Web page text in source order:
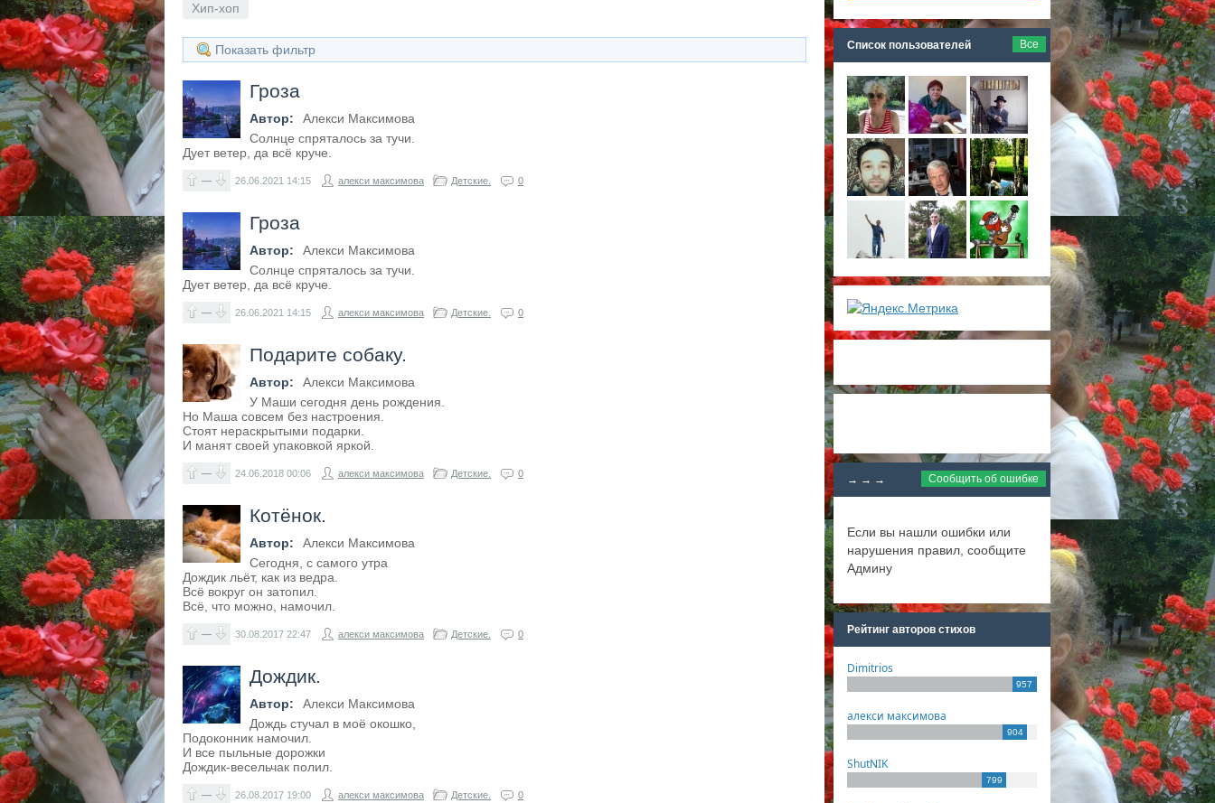
Хип-хоп
Показать фильтр
Гроза
Автор:
Алекси Максимова
Солнце спряталось за тучи.
Дует ветер, да всё круче.
— 26.06.2021 14:15 алекси максимова Детские. 0
Гроза
Автор:
Алекси Максимова
Солнце спряталось за тучи.
Дует ветер, да всё круче.
— 26.06.2021 14:15 алекси максимова Детские. 0
Подарите собаку.
Автор:
Алекси Максимова
У Маши сегодня день рождения.
Но Маша совсем без настроения.
Стоят нераскрытыми подарки.
И манят своей упаковкой яркой.
— 24.06.2018 00:06 алекси максимова Детские. 0
Котёнок.
Автор:
Алекси Максимова
Сегодня, с самого утра
Дождик льёт, как из ведра.
Всё вокруг он затопил.
Всё, что можно, намочил.
— 30.08.2017 22:47 алекси максимова Детские. 0
Дождик.
Автор:
Алекси Максимова
Дождь стучал в моё окошко,
Подоконник намочил.
И все пыльные дорожки
Дождик-весельчак полил.
— 26.08.2017 19:00 алекси максимова Детские. 0
Список пользователей Все
→ → → Сообщить об ошибке
Если вы нашли ошибки или
нарушения правил, сообщите
Админу
Рейтинг авторов стихов
Dimitrios
957
алекси максимова
904
ShutNIK
799